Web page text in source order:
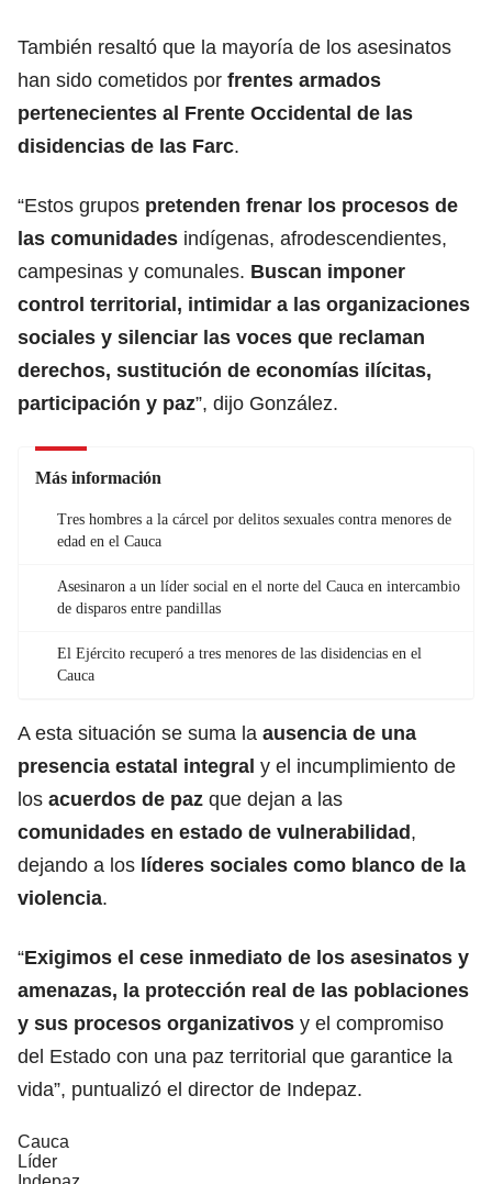
También resaltó que la mayoría de los asesinatos
han sido cometidos por frentes armados
pertenecientes al Frente Occidental de las
disidencias de las Farc.
“Estos grupos pretenden frenar los procesos de
las comunidades indígenas, afrodescendientes,
campesinas y comunales. Buscan imponer
control territorial, intimidar a las organizaciones
sociales y silenciar las voces que reclaman
derechos, sustitución de economías ilícitas,
participación y paz”, dijo González.
Más información
Tres hombres a la cárcel por delitos sexuales contra menores de
edad en el Cauca
Asesinaron a un líder social en el norte del Cauca en intercambio
de disparos entre pandillas
El Ejército recuperó a tres menores de las disidencias en el
Cauca
A esta situación se suma la ausencia de una
presencia estatal integral y el incumplimiento de
los acuerdos de paz que dejan a las
comunidades en estado de vulnerabilidad,
dejando a los líderes sociales como blanco de la
violencia.
“Exigimos el cese inmediato de los asesinatos y
amenazas, la protección real de las poblaciones
y sus procesos organizativos y el compromiso
del Estado con una paz territorial que garantice la
vida”, puntualizó el director de Indepaz.
Cauca
Líder